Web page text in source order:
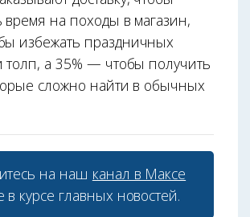
время на походы в магазин,
избежать праздничных
толп, а 35% — чтобы получить
сложно найти в обычных
на наш канал в Максе
в курсе главных новостей.